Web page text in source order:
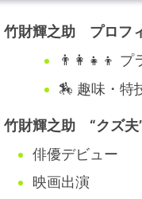
竹財輝之助 プロフ
👨‍👩‍👧‍👦 プ
🏇 趣味・特
竹財輝之助 “クズ夫
俳優デビュー
映画出演